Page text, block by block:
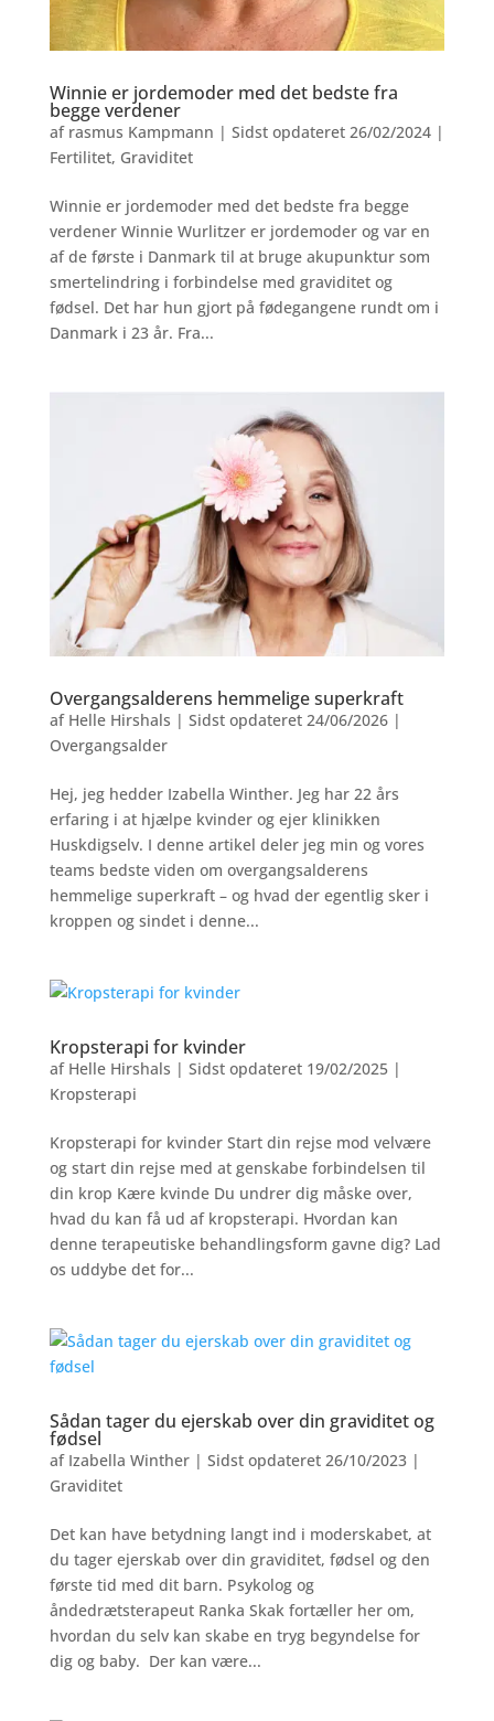
Winnie er jordemoder med det bedste fra
begge verdener
af rasmus Kampmann | Sidst opdateret 26/02/2024|
Fertilitet, Graviditet
Winnie er jordemoder med det bedste fra begge
verdener Winnie Wurlitzer er jordemoder og var en
af de første i Danmark til at bruge akupunktur som
smertelindring i forbindelse med graviditet og
fødsel. Det har hun gjort på fødegangene rundt om i
Danmark i 23 år. Fra...
Overgangsalderens hemmelige superkraft
af Helle Hirshals | Sidst opdateret 24/06/2026|
Overgangsalder
Hej, jeg hedder Izabella Winther. Jeg har 22 års
erfaring i at hjælpe kvinder og ejer klinikken
Huskdigselv. I denne artikel deler jeg min og vores
teams bedste viden om overgangsalderens
hemmelige superkraft – og hvad der egentlig sker i
kroppen og sindet i denne...
Kropsterapi for kvinder
af Helle Hirshals | Sidst opdateret 19/02/2025|
Kropsterapi
Kropsterapi for kvinder Start din rejse mod velvære
og start din rejse med at genskabe forbindelsen til
din krop Kære kvinde Du undrer dig måske over,
hvad du kan få ud af kropsterapi. Hvordan kan
denne terapeutiske behandlingsform gavne dig? Lad
os uddybe det for...
Sådan tager du ejerskab over din graviditet og
fødsel
af Izabella Winther| Sidst opdateret 26/10/2023|
Graviditet
Det kan have betydning langt ind i moderskabet, at
du tager ejerskab over din graviditet, fødsel og den
første tid med dit barn. Psykolog og
åndedrætsterapeut Ranka Skak fortæller her om,
hvordan du selv kan skabe en tryg begyndelse for
dig og baby. Der kan være...